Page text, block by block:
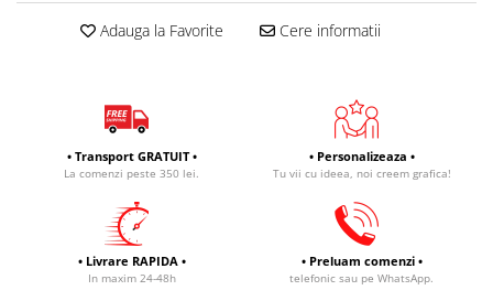
Adauga la Favorite Cere informatii
• Transport GRATUIT •
La comenzi peste 350 lei.
• Personalizeaza •
Tu vii cu ideea, noi creem grafica!
• Livrare RAPIDA •
In maxim 24-48h
• Preluam comenzi •
telefonic sau pe WhatsApp.